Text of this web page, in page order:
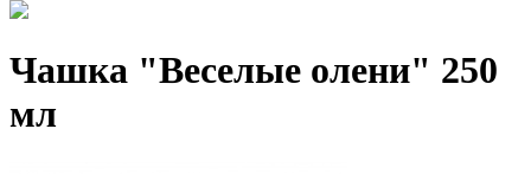
Чашка "Веселые олени" 250
мл